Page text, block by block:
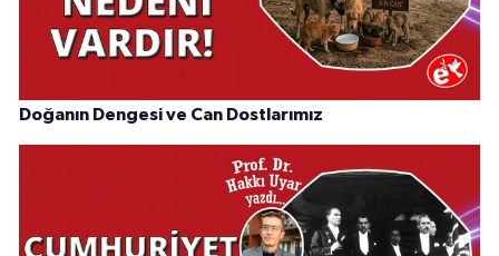
Doğanın Dengesi ve Can Dostlarımız